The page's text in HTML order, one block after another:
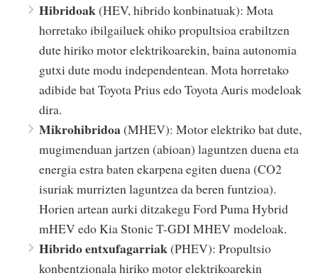
Hibridoak(HEV, hibrido konbinatuak): Mota
horretako ibilgailuek ohiko propultsioa erabiltzen
dute hiriko motor elektrikoarekin, baina autonomia
gutxi dute modu independentean. Mota horretako
adibide bat Toyota Prius edo Toyota Auris modeloak
dira.
Mikrohibridoa(MHEV): Motor elektriko bat dute,
mugimenduan jartzen (abioan) laguntzen duena eta
energia estra baten ekarpena egiten duena (CO2
isuriak murrizten laguntzea da beren funtzioa).
Horien artean aurki ditzakegu Ford Puma Hybrid
mHEV edo Kia Stonic T-GDI MHEV modeloak.
Hibrido entxufagarriak(PHEV): Propultsio
konbentzionala hiriko motor elektrikoarekin